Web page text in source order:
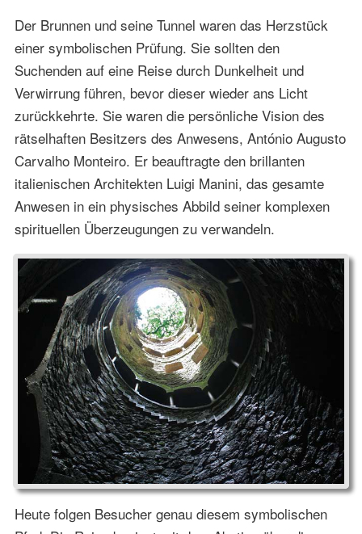
Der Brunnen und seine Tunnel waren das Herzstück
einer symbolischen Prüfung. Sie sollten den
Suchenden auf eine Reise durch Dunkelheit und
Verwirrung führen, bevor dieser wieder ans Licht
zurückkehrte. Sie waren die persönliche Vision des
rätselhaften Besitzers des Anwesens, António Augusto
Carvalho Monteiro. Er beauftragte den brillanten
italienischen Architekten Luigi Manini, das gesamte
Anwesen in ein physisches Abbild seiner komplexen
spirituellen Überzeugungen zu verwandeln.
Heute folgen Besucher genau diesem symbolischen